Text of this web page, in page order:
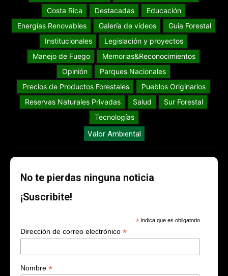
Costa Rica
Destacadas
Educación
Energías Renovables
Galería de videos
Guia Forestal
Institucionales
Legislación y proyectos
Manejo de Fuego
Memorias&Reconocimientos
Opinión
Parques Nacionales
Precios de Productos Forestales
Pueblos Originarios
Reservas Naturales Privadas
Salud
Sur Forestal
Tecnologías
Valor Ambiental
No te pierdas ninguna noticia
¡Suscribite!
* indica que es obligatorio
Dirección de correo electrónico *
Nombre *